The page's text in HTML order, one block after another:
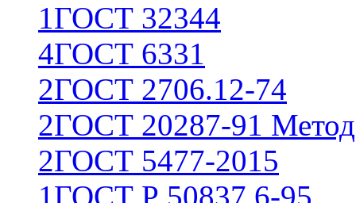
1ГОСТ 32344
4ГОСТ 6331
2ГОСТ 2706.12-74
2ГОСТ 20287-91
2ГОСТ 5477-2015